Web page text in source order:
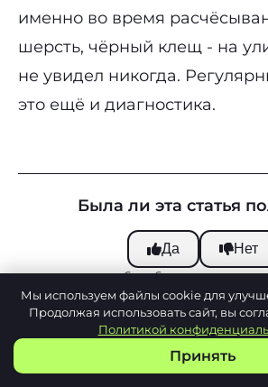
именно во время
шерсть, чёрный клещ - на
не увидел никогда.
это ещё и диагностика.
Была ли эта статья
Да Нет
6 из 6 нашли
Мы используем файлы cookie для
Продолжая использовать сайт, вы
Политикой
Принять